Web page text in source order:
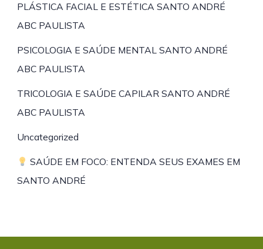
PLÁSTICA FACIAL E ESTÉTICA SANTO ANDRÉ
ABC PAULISTA
PSICOLOGIA E SAÚDE MENTAL SANTO ANDRÉ
ABC PAULISTA
TRICOLOGIA E SAÚDE CAPILAR SANTO ANDRÉ
ABC PAULISTA
Uncategorized
SAÚDE EM FOCO: ENTENDA SEUS EXAMES EM
SANTO ANDRÉ